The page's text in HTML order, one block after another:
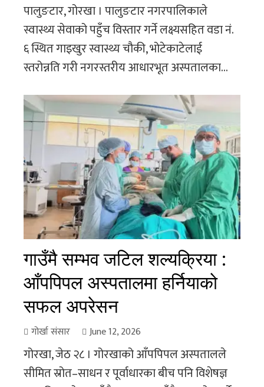
पालुङटार, गोरखा । पालुङटार नगरपालिकाले
स्वास्थ्य सेवाको पहुँच विस्तार गर्ने लक्ष्यसहित वडा नं.
६ स्थित गाइखुर स्वास्थ्य चौकी, भोटेकाटेलाई
स्तरोन्नति गरी नगरस्तरीय आधारभूत अस्पतालका...
गाउँमै सम्भव जटिल शल्यक्रिया :
आँपपिपल अस्पतालमा हर्नियाको
सफल अपरेसन
गोर्खा संसार June 12, 2026
गोरखा, जेठ २८ । गोरखाको आँपपिपल अस्पतालले
सीमित स्रोत–साधन र पूर्वाधारका बीच पनि विशेषज्ञ